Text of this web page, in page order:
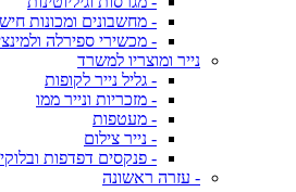
- מחשבונים ומכונות
- מכשירי ספירלה
נייר ומוצריו למשרד
- גליל נייר לקופות
- מזכריות ונייר ממו
- מעטפות
- נייר צילום
- פנקסים דפדפות
- עזרה ראשונה